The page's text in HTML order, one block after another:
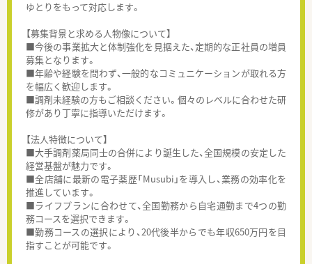
ゆとりをもって対応します。
【募集背景と求める人物像について】
■今後の事業拡大と体制強化を見据えた、定期的な正社員の増員
募集となります。
■年齢や経験を問わず、一般的なコミュニケーションが取れる方
を幅広く歓迎します。
■調剤未経験の方もご相談ください。個々のレベルに合わせた研
修があり丁寧に指導いただけます。
【法人特徴について】
■大手調剤薬局同士の合併により誕生した、全国規模の安定した
経営基盤が魅力です。
■全店舗に最新の電子薬歴「Musubi」を導入し、業務の効率化を
推進しています。
■ライフプランに合わせて、全国勤務から自宅通勤まで4つの勤
務コースを選択できます。
■勤務コースの選択により、20代後半からでも年収650万円を目
指すことが可能です。